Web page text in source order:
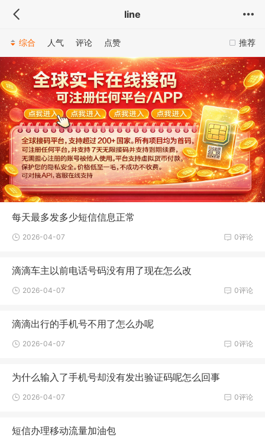
line
推荐
综合 人气 评论 点赞
每天最多发多少短信信息正常
0评论
2026-04-07
滴滴车主以前电话号码没有用了现在怎么改
0评论
2026-04-07
滴滴出行的手机号不用了怎么办呢
0评论
2026-04-07
为什么输入了手机号却没有发出验证码呢怎么回事
0评论
2026-04-07
短信办理移动流量加油包